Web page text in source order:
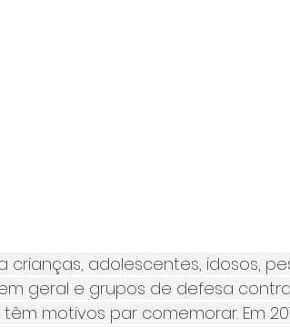
crianças, adolescentes, idosos,
geral e grupos de defesa
motivos par comemorar. Em